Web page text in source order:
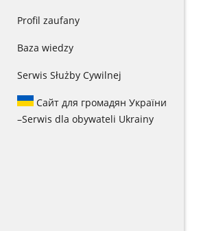
Profil zaufany
Baza wiedzy
Serwis Służby Cywilnej
Сайт для громадян України
–Serwis dla obywateli Ukrainy